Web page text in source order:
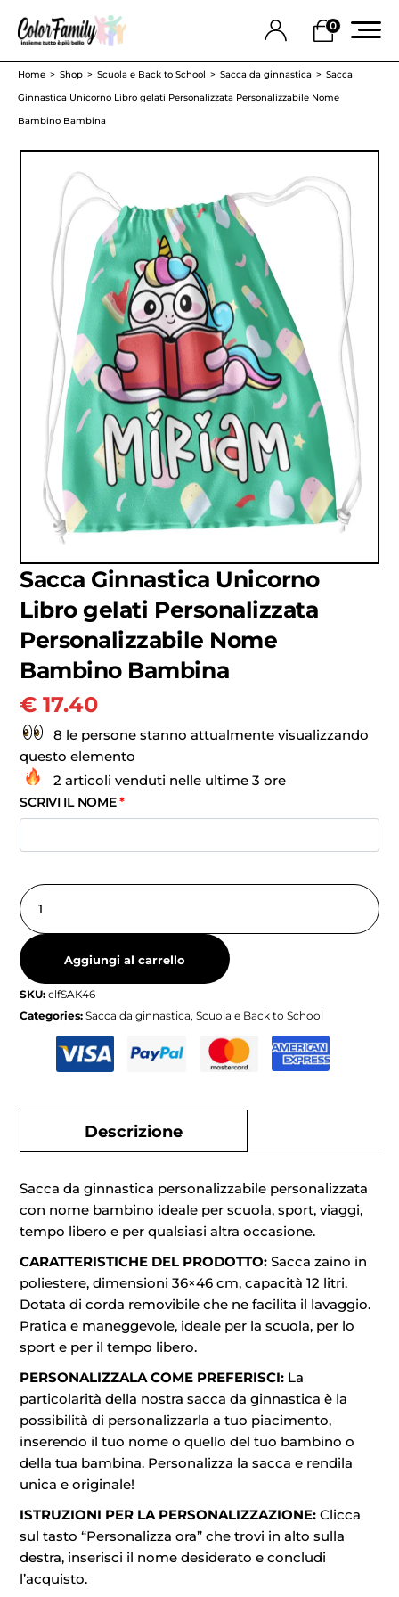
0
Home Shop Scuola e Back to School Sacca da ginnastica
Sacca
Ginnastica Unicorno Libro gelati Personalizzata Personalizzabile Nome
Bambino Bambina
Sacca Ginnastica Unicorno
Libro gelati Personalizzata
Personalizzabile Nome
Bambino Bambina
€ 17.40
8 le persone stanno attualmente visualizzando
questo elemento
2 articoli venduti nelle ultime 3 ore
SCRIVI IL NOME*
Aggiungi al carrello
SKU:clfSAK46
Categories:Sacca da ginnastica,Scuola e Back to School
Descrizione
Sacca da ginnastica personalizzabile personalizzata
con nome bambino ideale per scuola, sport, viaggi,
tempo libero e per qualsiasi altra occasione.
CARATTERISTICHE DEL PRODOTTO:Sacca zaino in
poliestere, dimensioni 36×46 cm, capacità 12 litri.
Dotata di corda removibile che ne facilita il lavaggio.
Pratica e maneggevole, ideale per la scuola, per lo
sport e per il tempo libero.
PERSONALIZZALA COME PREFERISCI: La
particolarità della nostra sacca da ginnastica è la
possibilità di personalizzarla a tuo piacimento,
inserendo il tuo nome o quello del tuo bambino o
della tua bambina. Personalizza la sacca e rendila
unica e originale!
ISTRUZIONI PER LA PERSONALIZZAZIONE:Clicca
sul tasto “Personalizza ora” che trovi in alto sulla
destra, inserisci il nome desiderato e concludi
l’acquisto.